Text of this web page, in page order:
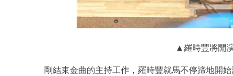
▲羅時豐將開
剛結束金曲的主持工作，羅時豐就馬不停蹄地開